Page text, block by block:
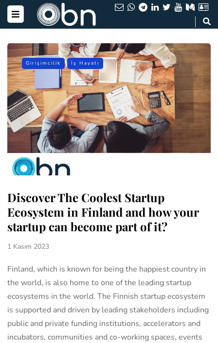
Girişimcilik İş Hayatı
Discover The Coolest Startup
Ecosystem in Finland and how your
startup can become part of it?
1 Kasım 2023
Finland, which is known for being the happiest country in
the world, is also home to one of the leading startup
ecosystems in the world. The Finnish startup ecosystem
is supported and driven by leading stakeholders including
public and private funding institutions, accelerators and
incubators, communities and co-working spaces, events